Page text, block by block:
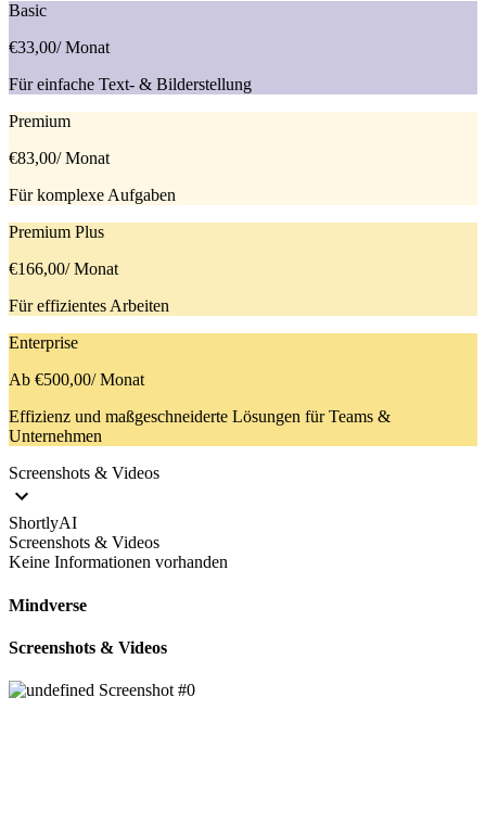
Basic
€33,00/ Monat
Für einfache Text- & Bilderstellung
Premium
€83,00/ Monat
Für komplexe Aufgaben
Premium Plus
€166,00/ Monat
Für effizientes Arbeiten
Enterprise
Ab €500,00/ Monat
Effizienz und maßgeschneiderte Lösungen für Teams &
Unternehmen
Screenshots & Videos
ShortlyAI
Screenshots & Videos
Keine Informationen vorhanden
Mindverse
Screenshots & Videos